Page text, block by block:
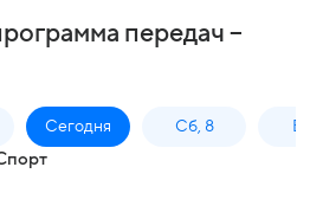
передач –
Сегодня Сб, 8